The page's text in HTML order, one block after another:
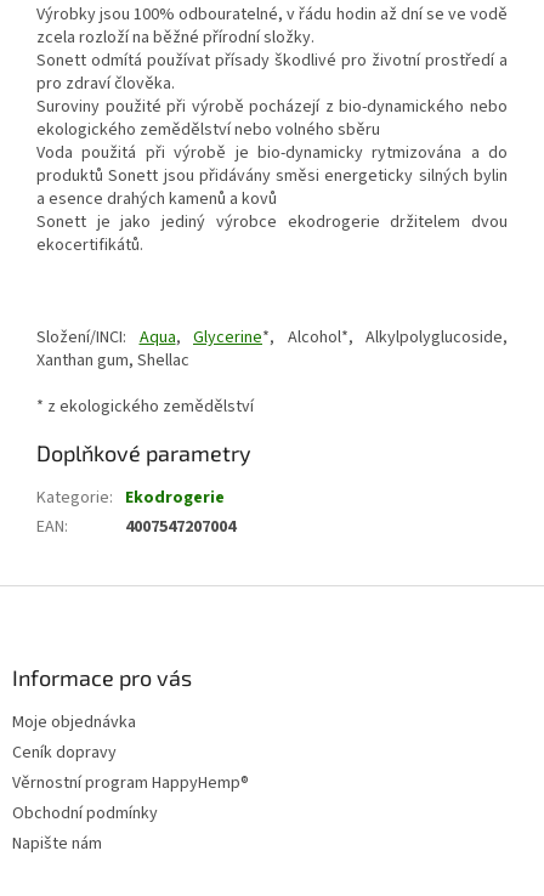
Výrobky jsou 100% odbouratelné, v řádu hodin až dní se ve vodě
zcela rozloží na běžné přírodní složky.
Sonett odmítá používat přísady škodlivé pro životní prostředí a
pro zdraví člověka.
Suroviny použité při výrobě pocházejí z bio-dynamického nebo
ekologického zemědělství nebo volného sběru
Voda použitá při výrobě je bio-dynamicky rytmizována a do
produktů Sonett jsou přidávány směsi energeticky silných bylin
a esence drahých kamenů a kovů
Sonett je jako jediný výrobce ekodrogerie držitelem dvou
ekocertifikátů.
Složení/INCI:Aqua, Glycerine*, Alcohol*, Alkylpolyglucoside,
Xanthan gum, Shellac
* z ekologického zemědělství
Doplňkové parametry
Kategorie: Ekodrogerie
EAN: 4007547207004
Informace pro vás
Moje objednávka
Ceník dopravy
Věrnostní program HappyHemp®
Obchodní podmínky
Napište nám